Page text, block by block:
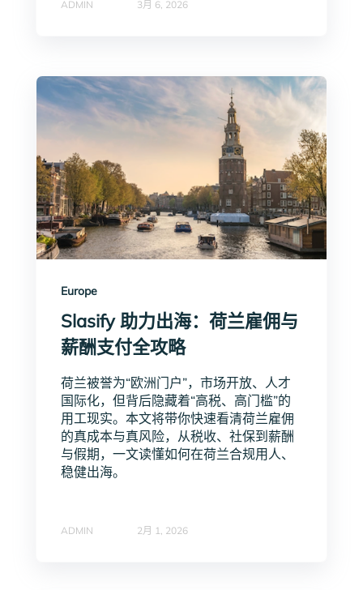
ADMIN 3月 6, 2026
Europe
Slasify 助力出海：荷兰雇佣与
薪酬支付全攻略
荷兰被誉为“欧洲门户”，市场开放、人才
国际化，但背后隐藏着“高税、高门槛”的
用工现实。本文将带你快速看清荷兰雇佣
的真成本与真风险，从税收、社保到薪酬
与假期，一文读懂如何在荷兰合规用人、
稳健出海。
ADMIN 2月 1, 2026